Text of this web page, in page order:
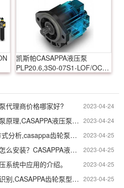
凯斯帕CASAPPA液压泵
PLP20.6,3S0-07S1-LOF/OC-
S7-N-EL-FS
2023-04-24
代理商价格哪家好?
2023-04-24
意大利凯斯帕CASAPPA液压泵原理,CASAPPA液压泵参数怎么识别
2023-04-25
意大利casappa齿轮泵密封方式分析,casappa齿轮泵怎样密封的？
2023-04-25
意大利CASAPPA液压齿轮泵怎么安装？CASAPPA液压齿轮泵安装注意事项。
2023-04-25
系统中应用的介绍。
2023-04-25
意大利CASAPPA齿轮泵参数识别,CASAPPA齿轮泵型号参数怎么看?